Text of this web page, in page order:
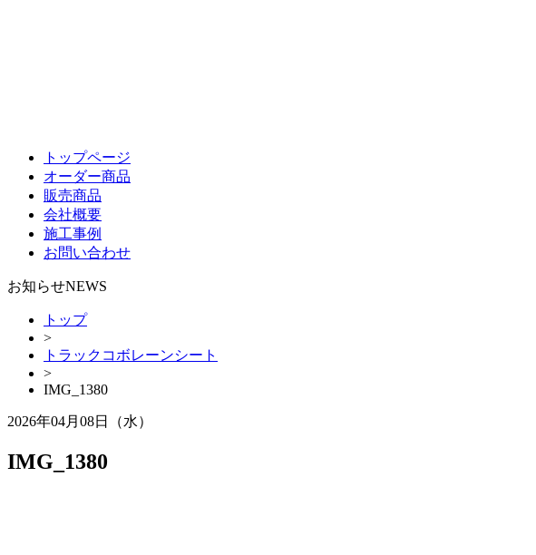
トップページ
オーダー商品
販売商品
会社概要
施工事例
お問い合わせ
お知らせNEWS
トップ
>
トラックコボレーンシート
>
IMG_1380
2026年04月08日（水）
IMG_1380